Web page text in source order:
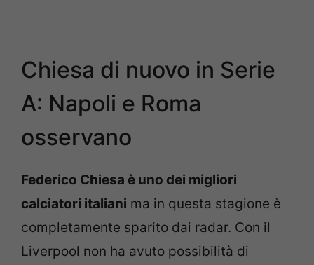
Chiesa di nuovo in Serie
A: Napoli e Roma
osservano
Federico Chiesa è uno dei migliori
calciatori italiani ma in questa stagione è
completamente sparito dai radar. Con il
Liverpool non ha avuto possibilità di